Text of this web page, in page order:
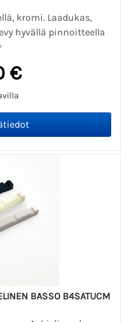
kromi. Laadukas,
hyvällä pinnoitteella
€
BASSO B4SATUCM